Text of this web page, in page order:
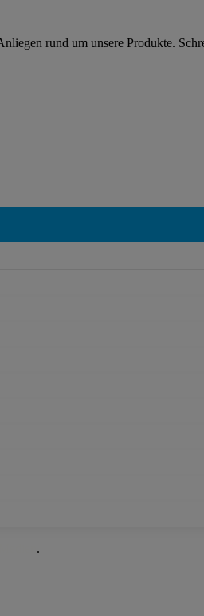
rund um unsere Produkte.
.